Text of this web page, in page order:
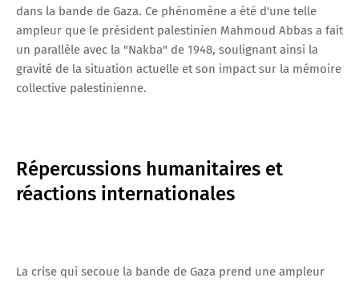
dans la bande de Gaza. Ce phénomène a été d'une telle
ampleur que le président palestinien Mahmoud Abbas a fait
un parallèle avec la "Nakba" de 1948, soulignant ainsi la
gravité de la situation actuelle et son impact sur la mémoire
collective palestinienne.
Répercussions humanitaires et
réactions internationales
La crise qui secoue la bande de Gaza prend une ampleur